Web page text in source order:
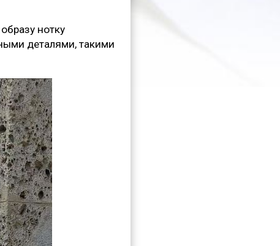
нотку
деталями, такими